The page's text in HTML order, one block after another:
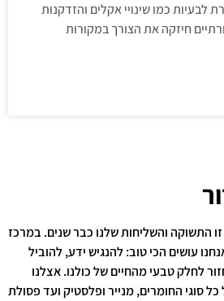
לבעיות כמו שינויי אקלים והזדקנות
חיזקה את הצורך במקורות
זו התשוקה והשליחות שלנו כבר שנים. במרכז
עושים הכי טוב: להנגיש ידע, להוביל
לחלק טבעי מהחיים של כולנו. אצלנו
סוגי החומרים, מנייר ופלסטיק ועד פסולת